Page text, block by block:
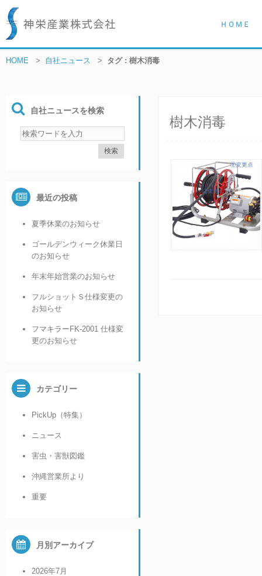
ＨＯＭＥ
HOME > 自社ニュース > タグ : 樹木消毒
樹木消毒
自社ニュースを検索
最近の投稿
夏季休業のお知らせ
ゴールデンウィーク休業日
のお知らせ
年末年始営業のお知らせ
フルショットＳ仕様変更の
お知らせ
フマキラーFK-2001 仕様変
更のお知らせ
カテゴリー
PickUp（特集）
ニュース
害虫・害獣図鑑
沖縄営業所より
重要
月別アーカイブ
2026年7月